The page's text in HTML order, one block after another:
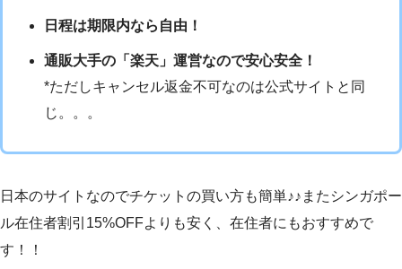
日程は期限内なら自由！
通販大手の「楽天」運営なので安心安全！
*ただしキャンセル返金不可なのは公式サイトと同
じ。。。
日本のサイトなのでチケットの買い方も簡単♪♪またシンガポー
ル在住者割引15%OFFよりも安く、在住者にもおすすめで
す！！